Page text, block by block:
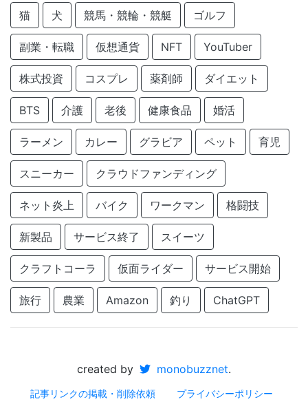
猫 犬 競馬・競輪・競艇 ゴルフ
副業・転職 仮想通貨 NFT YouTuber
株式投資 コスプレ 薬剤師 ダイエット
BTS 介護 老後 健康食品 婚活
ラーメン カレー グラビア ペット 育児
スニーカー クラウドファンディング
ネット炎上 バイク ワークマン 格闘技
新製品 サービス終了 スイーツ
クラフトコーラ 仮面ライダー サービス開始
旅行 農業 Amazon 釣り ChatGPT
created by monobuzznet.
記事リンクの掲載・削除依頼 プライバシーポリシー